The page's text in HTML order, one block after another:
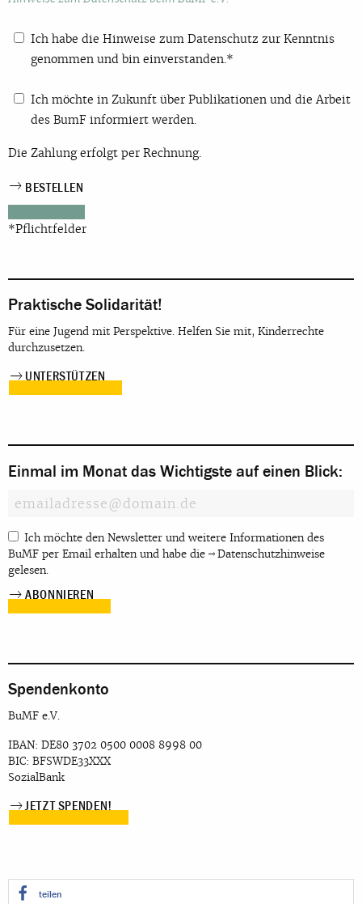
Ich habe die Hinweise zum Datenschutz zur Kenntnis
genommen und bin einverstanden.*
Ich möchte in Zukunft über Publikationen und die Arbeit
des BumF informiert werden.
Die Zahlung erfolgt per Rechnung.
*Pflichtfelder
Praktische Solidarität!
Für eine Jugend mit Perspektive. Helfen Sie mit, Kinderrechte
durchzusetzen.
UNTERSTÜTZEN
Einmal im Monat das Wichtigste auf einen Blick:
Ich möchte den Newsletter und weitere Informationen des
BuMF per Email erhalten und habe die
Datenschutzhinweise
gelesen.
Spendenkonto
BuMF e.V.
IBAN: DE80 3702 0500 0008 8998 00
BIC: BFSWDE33XXX
SozialBank
JETZT SPENDEN!
teilen